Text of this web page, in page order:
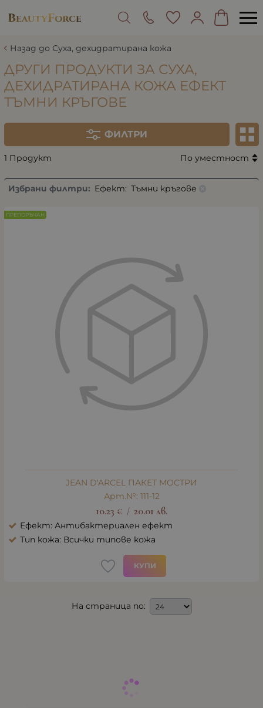
Назад до Суха, дехидратирана кожа
ДРУГИ ПРОДУКТИ ЗА СУХА,
ДЕХИДРАТИРАНА КОЖА ЕФЕКТ
ТЪМНИ КРЪГОВЕ
ФИЛТРИ
1 Продукт По уместност
Избрани филтри: Ефект: Тъмни кръгове
JEAN D'ARCEL ПАКЕТ МОСТРИ
Арт.№: 111-12
10.23 € / 20.01 лв.
Ефект: Антибактериален ефект
Тип кожа: Всички типове кожа
КУПИ
ПРЕПОРЪЧАН
На страница по: